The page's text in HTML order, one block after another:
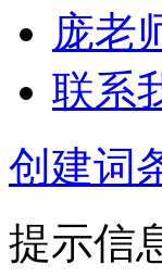
庞老
联系
创建词
提示信